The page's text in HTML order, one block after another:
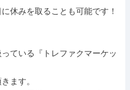
休みを取ることも可能です！
ている『トレファクマーケッ
ます。